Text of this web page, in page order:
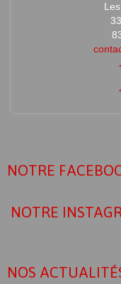
NOTRE
NOTRE
NOS